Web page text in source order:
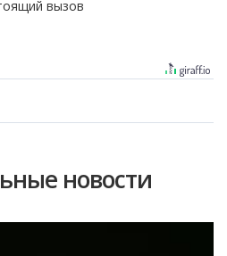
вызов
новости